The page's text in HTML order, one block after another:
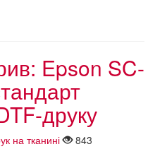
Epson SC-
друку
на тканині
843